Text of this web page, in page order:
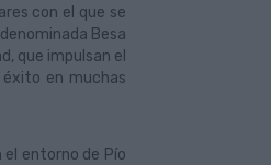
con el que se
Besa
que impulsan el
en muchas
el entorno de Pío